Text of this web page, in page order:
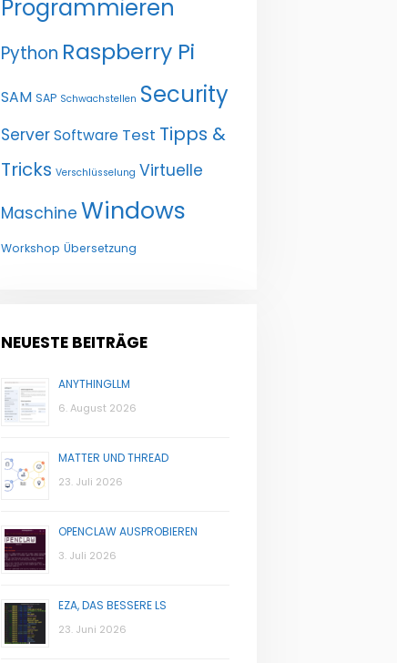
Programmieren
Python Raspberry Pi
SAM SAP Schwachstellen Security
ServerSoftware Test Tipps &
Tricks Verschlüsselung Virtuelle
Maschine Windows
Workshop Übersetzung
NEUESTE BEITRÄGE
ANYTHINGLLM
6. August 2026
MATTER UND THREAD
23. Juli 2026
OPENCLAW AUSPROBIEREN
3. Juli 2026
EZA, DAS BESSERE LS
23. Juni 2026